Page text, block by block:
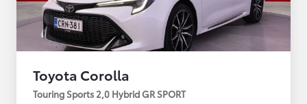
Toyota Corolla
Touring Sports 2,0 Hybrid GR SPORT